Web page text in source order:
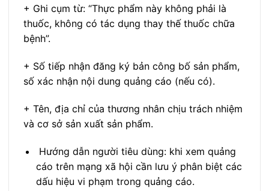
+ Ghi cụm từ: “Thực phẩm này không phải là
thuốc, không có tác dụng thay thế thuốc chữa
bệnh”.
+ Số tiếp nhận đăng ký bản công bố sản phẩm,
số xác nhận nội dung quảng cáo (nếu có).
+ Tên, địa chỉ của thương nhân chịu trách nhiệm
và cơ sở sản xuất sản phẩm.
Hướng dẫn người tiêu dùng: khi xem quảng
cáo trên mạng xã hội cần lưu ý phân biệt các
dấu hiệu vi phạm trong quảng cáo.